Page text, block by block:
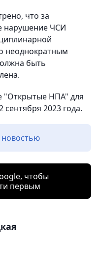
что за
нарушение ЧСИ
неоднократным
быть
"Открытые НПА" для
2023 года.
новостью
чтобы
первым